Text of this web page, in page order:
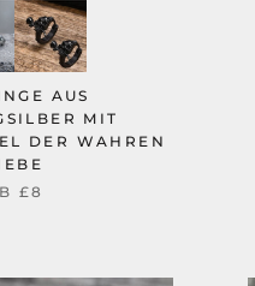
AUS
MIT
DER WAHREN
£8